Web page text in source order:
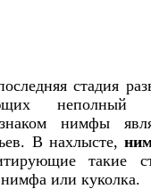
стадия
неполный
нимфы
В нахлысте,
такие
или куколка.